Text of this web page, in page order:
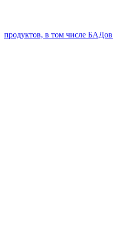
продуктов, в том числе БАДов